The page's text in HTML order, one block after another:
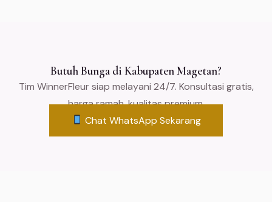
Butuh Bunga di Kabupaten Magetan?
Tim WinnerFleur siap melayani 24/7. Konsultasi gratis,
harga ramah, kualitas premium.
Chat WhatsApp Sekarang